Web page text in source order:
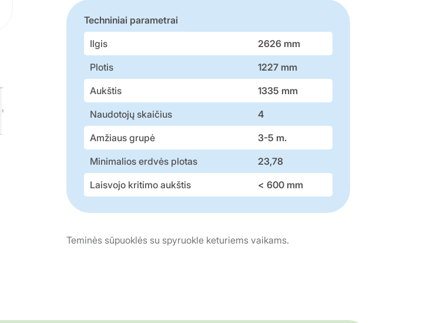
Techniniai parametrai
Ilgis
2626 mm
Plotis
1227 mm
Aukštis
1335 mm
Naudotojų skaičius
4
Amžiaus grupė
3-5 m.
Minimalios erdvės plotas
23,78
Laisvojo kritimo aukštis
< 600 mm
Teminės sūpuoklės su spyruokle keturiems vaikams.